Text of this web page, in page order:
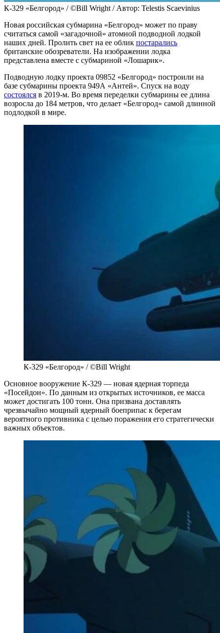
К-329 «Белгород» / ©Bill Wright / Автор: Telestis Scaevinius
Новая российская субмарина «Белгород» может по праву
считаться самой «загадочной» атомной подводной лодкой
наших дней. Пролить свет на ее облик постарались
британские обозреватели. На изображении лодка
представлена вместе с субмариной «Лошарик».
Подводную лодку проекта 09852 «Белгород» построили на
базе субмарины проекта 949А «Антей». Спуск на воду
состоялся в 2019-м. Во время переделки субмарины ее длина
возросла до 184 метров, что делает «Белгород» самой длинной
подлодкой в мире.
К-329 «Белгород» / ©Bill Wright
Основное вооружение К-329 — новая ядерная торпеда
«Посейдон». По данным из открытых источников, ее масса
может достигать 100 тонн. Она призвана доставлять
чрезвычайно мощный ядерный боеприпас к берегам
вероятного противника с целью поражения его стратегически
важных объектов.